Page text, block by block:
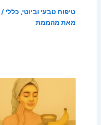
טיפוח טבעי וביוטי, כללי /
מאת מהממת